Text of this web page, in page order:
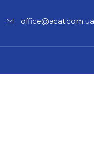
office@acat.com.ua